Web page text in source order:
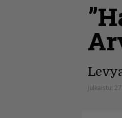
Julkaistu: